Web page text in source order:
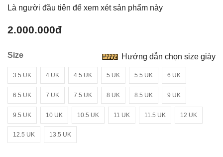
Là người đầu tiên để xem xét sản phẩm này
2.000.000đ
Size
3.5 UK 4 UK 4.5 UK 5 UK 5.5 UK 6 UK
6.5 UK 7 UK 7.5 UK 8 UK 8.5 UK 9 UK
9.5 UK 10 UK 10.5 UK 11 UK 11.5 UK 12 UK
12.5 UK 13.5 UK
Hướng dẫn chọn size giày